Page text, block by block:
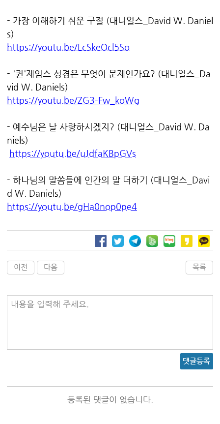
- 가장 이해하기 쉬운 구절 (대니얼스_David W. Daniel
s)
https://youtu.be/LcSkeOcl5So
- '퀸'제임스 성경은 무엇이 문제인가요? (대니얼스_Da
vid W. Daniels)
https://youtu.be/ZG3-Fw_koWg
- 예수님은 날 사랑하시겠지? (대니얼스_David W. Da
niels)
https://youtu.be/uJdfaKBpGVs
- 하나님의 말씀들에 인간의 말 더하기 (대니얼스_Davi
d W. Daniels)
https://youtu.be/gHa0nop0pe4
이전 다음 목록
내용을 입력해 주세요.
댓글등록
등록된 댓글이 없습니다.